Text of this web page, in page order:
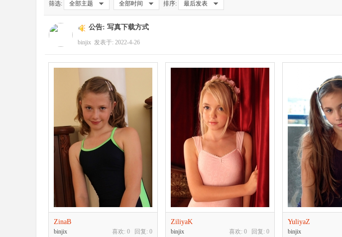
筛选: 全部主题 全部时间 排序: 最后发表
公告: 写真下载方式
binjix 发表于: 2022-4-26
ZinaB
喜欢: 0 回复: 0
binjix
ZiliyaK
喜欢: 0 回复: 0
binjix
YuliyaZ
binjix